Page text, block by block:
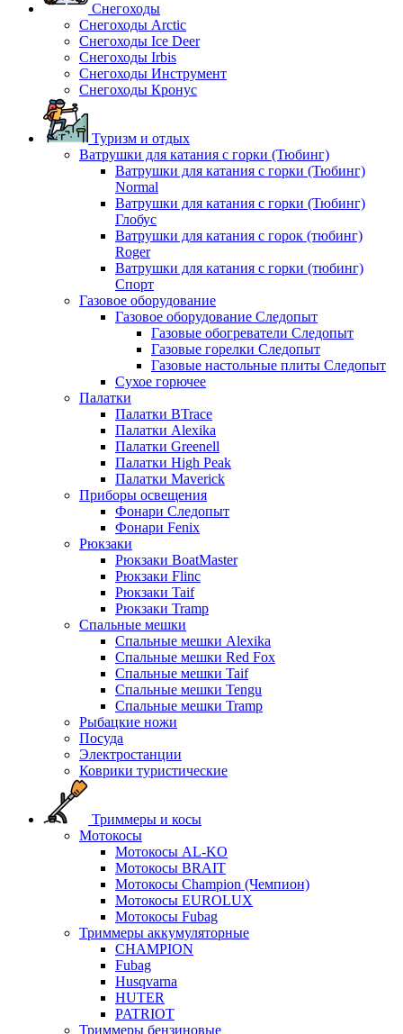
Снегоходы
Снегоходы Arctic
Снегоходы Ice Deer
Снегоходы Irbis
Снегоходы Инструмент
Снегоходы Кронус
Туризм и отдых
Ватрушки для катания с горки (Тюбинг)
Ватрушки для катания с горки (Тюбинг)
Normal
Ватрушки для катания с горки (Тюбинг)
Глобус
Ватрушки для катания с горок (тюбинг)
Roger
Ватрушки для катания с горки (тюбинг)
Спорт
Газовое оборудование
Газовое оборудование Следопыт
Газовые обогреватели Следопыт
Газовые горелки Следопыт
Газовые настольные плиты Следопыт
Сухое горючее
Палатки
Палатки BTrace
Палатки Alexika
Палатки Greenell
Палатки High Peak
Палатки Maverick
Приборы освещения
Фонари Следопыт
Фонари Fenix
Рюкзаки
Рюкзаки BoatMaster
Рюкзаки Flinc
Рюкзаки Taif
Рюкзаки Tramp
Спальные мешки
Спальные мешки Alexika
Спальные мешки Red Fox
Спальные мешки Taif
Спальные мешки Tengu
Спальные мешки Tramp
Рыбацкие ножи
Посуда
Электростанции
Коврики туристические
Триммеры и косы
Мотокосы
Мотокосы AL-KO
Мотокосы BRAIT
Мотокосы Champion (Чемпион)
Мотокосы EUROLUX
Мотокосы Fubag
Триммеры аккумуляторные
CHAMPION
Fubag
Husqvarna
HUTER
PATRIOT
Триммеры бензиновые